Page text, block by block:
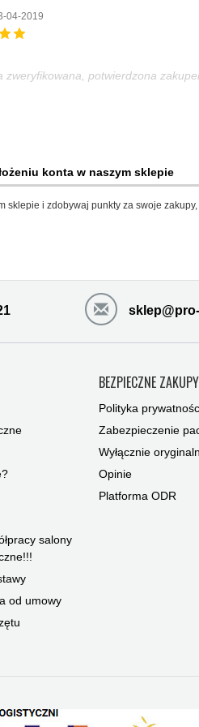
04-2019
zweryfikowana, potwierdzona
konta w naszym sklepie
sklepie i zdobywaj punkty za swoje
salony
od umowy
BEZPIECZNE ZAKUPY
Polityka
Zabezpieczenie
Wyłącznie
Opinie
Platforma ODR